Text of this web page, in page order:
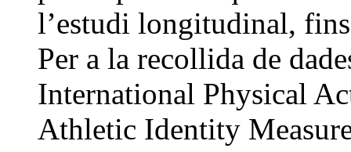
l’estudi longitudinal,
Per a la recollida de
International Physical
Athletic Identity